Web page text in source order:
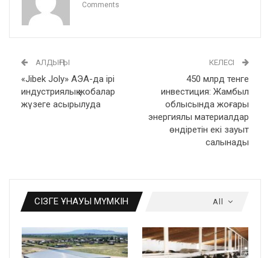
Comments
АЛДЫҢҒЫ
«Jibek Joly» АЭА-да ірі
индустриялық жобалар
жүзеге асырылуда
КЕЛЕСІ
450 млрд тенге
инвестиция: Жамбыл
облысында жоғары
энергиялы материалдар
өндіретін екі зауыт
салынады
All
СІЗГЕ ҰНАУЫ МҮМКІН